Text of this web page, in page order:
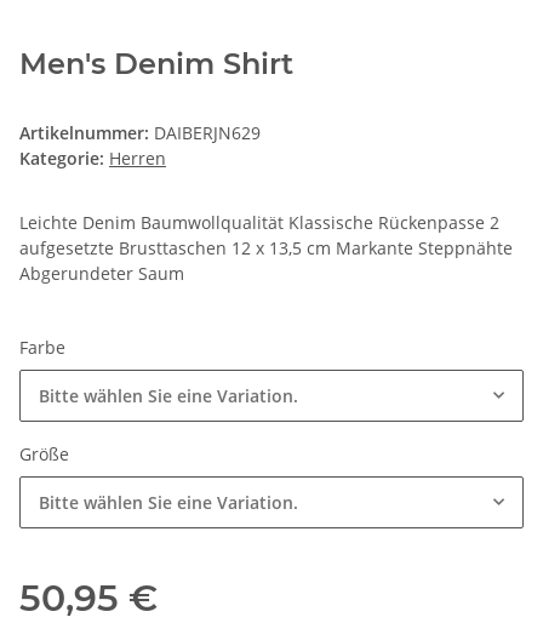
Men's Denim Shirt
Artikelnummer: DAIBERJN629
Kategorie: Herren
Leichte Denim Baumwollqualität Klassische Rückenpasse 2
aufgesetzte Brusttaschen 12 x 13,5 cm Markante Steppnähte
Abgerundeter Saum
Farbe
Bitte wählen Sie eine Variation.
Größe
Bitte wählen Sie eine Variation.
50,95 €